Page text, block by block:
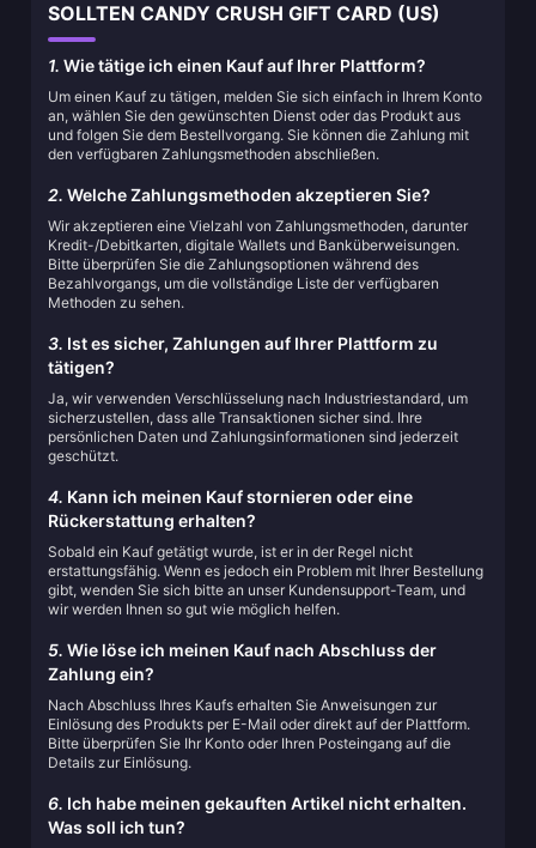
SOLLTEN CANDY CRUSH GIFT CARD (US)
1. Wie tätige ich einen Kauf auf Ihrer Plattform?
Um einen Kauf zu tätigen, melden Sie sich einfach in Ihrem Konto
an, wählen Sie den gewünschten Dienst oder das Produkt aus
und folgen Sie dem Bestellvorgang. Sie können die Zahlung mit
den verfügbaren Zahlungsmethoden abschließen.
2. Welche Zahlungsmethoden akzeptieren Sie?
Wir akzeptieren eine Vielzahl von Zahlungsmethoden, darunter
Kredit-/Debitkarten, digitale Wallets und Banküberweisungen.
Bitte überprüfen Sie die Zahlungsoptionen während des
Bezahlvorgangs, um die vollständige Liste der verfügbaren
Methoden zu sehen.
3. Ist es sicher, Zahlungen auf Ihrer Plattform zu
tätigen?
Ja, wir verwenden Verschlüsselung nach Industriestandard, um
sicherzustellen, dass alle Transaktionen sicher sind. Ihre
persönlichen Daten und Zahlungsinformationen sind jederzeit
geschützt.
4. Kann ich meinen Kauf stornieren oder eine
Rückerstattung erhalten?
Sobald ein Kauf getätigt wurde, ist er in der Regel nicht
erstattungsfähig. Wenn es jedoch ein Problem mit Ihrer Bestellung
gibt, wenden Sie sich bitte an unser Kundensupport-Team, und
wir werden Ihnen so gut wie möglich helfen.
5. Wie löse ich meinen Kauf nach Abschluss der
Zahlung ein?
Nach Abschluss Ihres Kaufs erhalten Sie Anweisungen zur
Einlösung des Produkts per E-Mail oder direkt auf der Plattform.
Bitte überprüfen Sie Ihr Konto oder Ihren Posteingang auf die
Details zur Einlösung.
6. Ich habe meinen gekauften Artikel nicht erhalten.
Was soll ich tun?